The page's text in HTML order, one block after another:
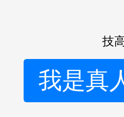
技
我是真